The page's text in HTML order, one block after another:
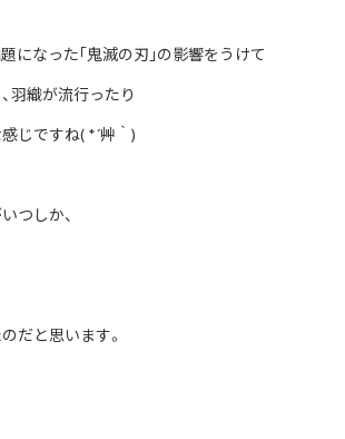
になった｢鬼滅の刃｣の影響をうけて
羽織が流行ったり
じですね( *´艸｀)
つしか、
だと思います。